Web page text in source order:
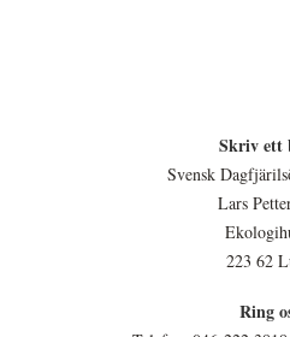
Skriv ett
Svensk
Lars
223 62
Ring